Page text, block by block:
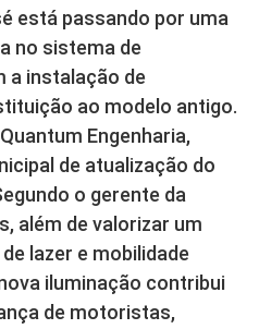
está passando por uma
no sistema de
a instalação de
ao modelo antigo.
Engenharia,
de atualização do
o gerente da
além de valorizar um
lazer e mobilidade
iluminação contribui
de motoristas,